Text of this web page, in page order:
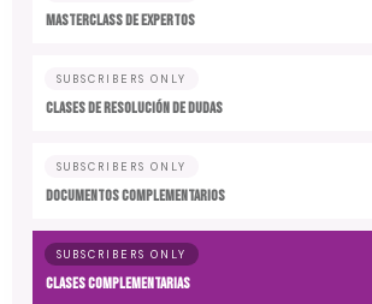
MASTERCLASS DE EXPERTOS
SUBSCRIBERS ONLY
CLASES DE RESOLUCIÓN DE DUDAS
SUBSCRIBERS ONLY
DOCUMENTOS COMPLEMENTARIOS
SUBSCRIBERS ONLY
CLASES COMPLEMENTARIAS